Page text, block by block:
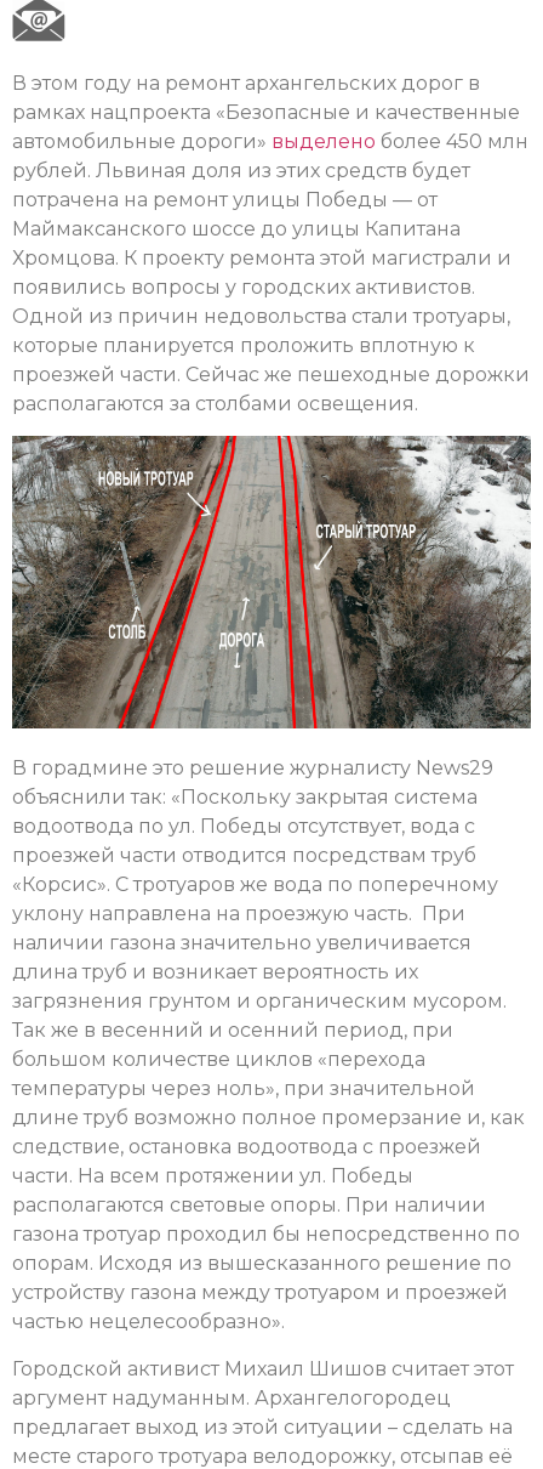
В этом году на ремонт архангельских дорог в
рамках нацпроекта «Безопасные и качественные
автомобильные дороги» выделено более 450 млн
рублей. Львиная доля из этих средств будет
потрачена на ремонт улицы Победы — от
Маймаксанского шоссе до улицы Капитана
Хромцова. К проекту ремонта этой магистрали и
появились вопросы у городских активистов.
Одной из причин недовольства стали тротуары,
которые планируется проложить вплотную к
проезжей части. Сейчас же пешеходные дорожки
располагаются за столбами освещения.
В горадмине это решение журналисту News29
объяснили так: «Поскольку закрытая система
водоотвода по ул. Победы отсутствует, вода с
проезжей части отводится посредствам труб
«Корсис». С тротуаров же вода по поперечному
уклону направлена на проезжую часть. При
наличии газона значительно увеличивается
длина труб и возникает вероятность их
загрязнения грунтом и органическим мусором.
Так же в весенний и осенний период, при
большом количестве циклов «перехода
температуры через ноль», при значительной
длине труб возможно полное промерзание и, как
следствие, остановка водоотвода с проезжей
части. На всем протяжении ул. Победы
располагаются световые опоры. При наличии
газона тротуар проходил бы непосредственно по
опорам. Исходя из вышесказанного решение по
устройству газона между тротуаром и проезжей
частью нецелесообразно».
Городской активист Михаил Шишов считает этот
аргумент надуманным. Архангелогородец
предлагает выход из этой ситуации – сделать на
месте старого тротуара велодорожку, отсыпав её